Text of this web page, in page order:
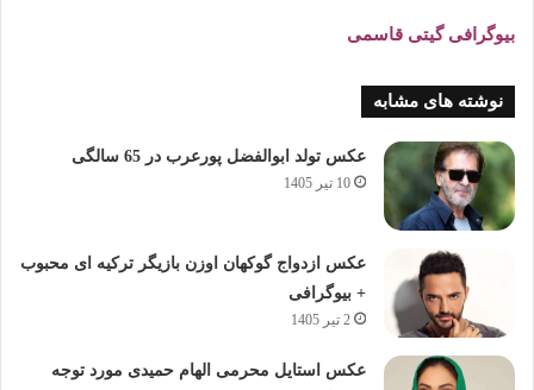
بیوگرافی گیتی قاسمی
نوشته های مشابه
عکس تولد ابوالفضل پورعرب در 65 سالگی
10 تیر 1405
عکس ازدواج گوکهان اوزن بازیگر ترکیه ای محبوب
+ بیوگرافی
2 تیر 1405
عکس استایل محرمی الهام حمیدی مورد توجه